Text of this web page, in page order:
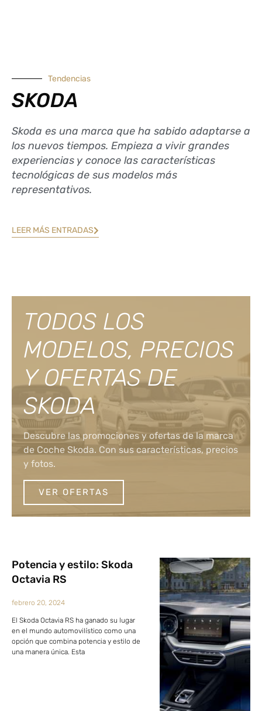
Tendencias
SKODA
Skoda es una marca que ha sabido adaptarse a
los nuevos tiempos. Empieza a vivir grandes
experiencias y conoce las características
tecnológicas de sus modelos más
representativos.
LEER MÁS ENTRADAS
TODOS LOS
MODELOS, PRECIOS
Y OFERTAS DE
SKODA
Descubre las promociones y ofertas de la marca
de Coche Skoda. Con sus características, precios
y fotos.
VER OFERTAS
Potencia y estilo: Skoda
Octavia RS
febrero 20, 2024
El Skoda Octavia RS ha ganado su lugar
en el mundo automovilístico como una
opción que combina potencia y estilo de
una manera única. Esta